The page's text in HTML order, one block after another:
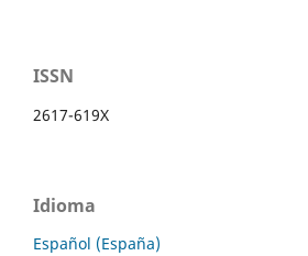
ISSN
2617-619X
Idioma
Español (España)